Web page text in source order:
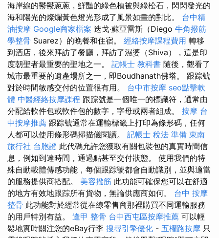
海岸線的鬱鬱蔥蔥，鮮豔的綠色植被與綠松石，閃閃發光的
海和陽光的燦爛黃色燈光形成了風景如畫的對比。 台中精
油按摩 Google商家檔案 迭戈·蘇亞雷斯（Diego 牛角撥筋
學整骨 Suarez）的晚餐和住宿。 經絡按摩課程費用 轉移
到酒店，後來拜訪了餐廳，拜訪了濕婆（Shiva），這是印
度朝聖者最重要的聖地之一。 記帳士 教科書 隨後，觀看了
城市最重要的遺產場所之一，即Boudhanath佛塔。 跟踪號
對於時間敏感交付的位置很有用。 台中市按摩 seo點擊軟
體 中醫經絡按摩課程 跟踪號是一個唯一的標識符，通常由
分配給軟件包或軟件包的數字，字母或兩者組成。 按摩 台
中按摩推薦 跟踪號通常在運輸標籤上打印為條形碼，任何
人都可以使用條形碼掃描儀閱讀。 記帳士 稅法 準備 東南
旅行社 台胞證 此代碼允許您獲取有關包裝包的真實時間信
息，例如到達時間，通過點甚至交付狀態。 使用我們的特
殊自動載體傳感功能，每個跟踪號都會自動識別，並與適當
的服務提供商搭配。 美容撥筋 此功能可確保您可以在舒適
的地方有效地跟踪所有貨物，無論供應商如何。 台中 按摩
整骨 此功能對於經常從在線零售商那裡購買不同運輸服務
的用戶特別有益。 逢甲 整骨 台中西屯區按摩推薦 可以輕
鬆地實時關注您的eBay行李 搜尋引擎優化 - 五權路按摩 只